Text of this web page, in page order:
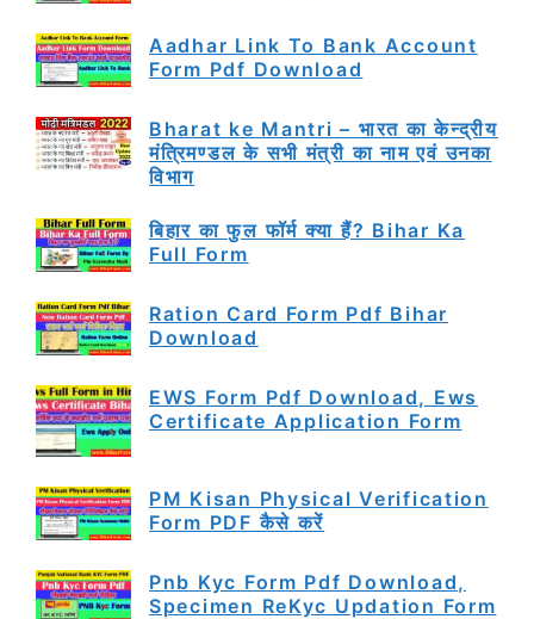
Aadhar Link To Bank Account
Form Pdf Download
Bharat ke Mantri – भारत का केन्द्रीय
मंत्रिमण्डल के सभी मंत्री का नाम एवं उनका
विभाग
बिहार का फुल फॉर्म क्या हैं? Bihar Ka
Full Form
Ration Card Form Pdf Bihar
Download
EWS Form Pdf Download, Ews
Certificate Application Form
PM Kisan Physical Verification
Form PDF कैसे करें
Pnb Kyc Form Pdf Download,
Specimen ReKyc Updation Form